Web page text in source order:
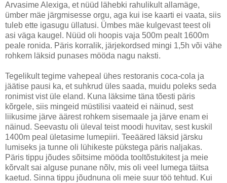
Arvasime Alexiga, et nüüd lähebki rahulikult allamäge,
ümber mäe järgmisesse orgu, aga kui ise kaarti ei vaata, siis
tuleb ette igasugu üllatusi. Ümbes mäe kulgevast teest oli
asi väga kaugel. Nüüd oli hoopis vaja 500m pealt 1600m
peale ronida. Päris korralik, järjekordsed mingi 1,5h või vähe
rohkem läksid punases mööda nagu naksti.
Tegelikult tegime vahepeal ühes restoranis coca-cola ja
jäätise pausi ka, et suhkrud üles saada, muidu poleks seda
ronimist vist üle eland. Kuna läksime täna tõesti päris
kõrgele, siis mingeid müstilisi vaateid ei näinud, sest
liikusime järve äärest rohkem sisemaale ja järve enam ei
näinud. Seevastu oli üleval teist moodi huvitav, sest kuskil
1400m peal ületasime lumepiiri. Teeääred läksid järsku
lumiseks ja tunne oli lühikeste pükstega päris naljakas.
Päris tippu jõudes sõitsime mööda tooltõstukitest ja meie
kõrvalt sai alguse punane nõlv, mis oli veel lumega täitsa
kaetud. Sinna tippu jõudnuna oli meie suur töö tehtud. Kui